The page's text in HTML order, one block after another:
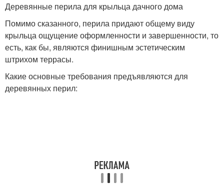
Деревянные перила для крыльца дачного дома
Помимо сказанного, перила придают общему виду
крыльца ощущение оформленности и завершенности, то
есть, как бы, являются финишным эстетическим
штрихом террасы.
Какие основные требования предъявляются для
деревянных перил: